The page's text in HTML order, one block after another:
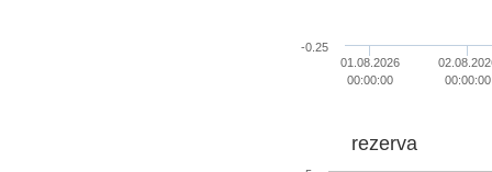
01.08.2026
00:00:00
00:00:00
-0.25
rezerva